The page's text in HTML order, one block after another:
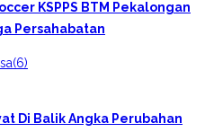
KSPPS BTM Pekalongan
Persahabatan
Di Balik Angka Perubahan